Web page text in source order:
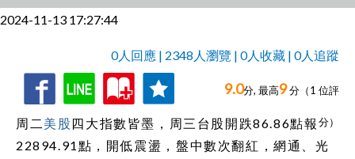
2024-11-13 17:27:44
0人回應 | 2348人瀏覽 | 0人收藏 | 0人追蹤
收
藏
追
蹤
9.0分, 最高9分（1 位評
分）
周二 美股 四大指數皆墨，周三台股開跌86.86點報
22894.91點，開低震盪，盤中數次翻紅，網通、光